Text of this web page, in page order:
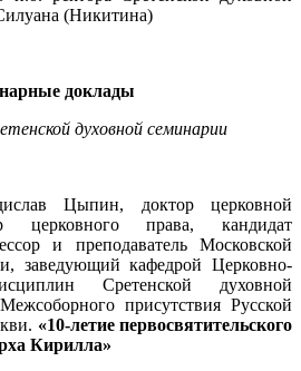
(Никитина)
доклады
духовной семинарии
Цыпин, доктор церковной
церковного права, кандидат
и преподаватель Московской
заведующий кафедрой Церковно-
Сретенской духовной
присутствия Русской
«10-летие первосвятительского
Кирилла»